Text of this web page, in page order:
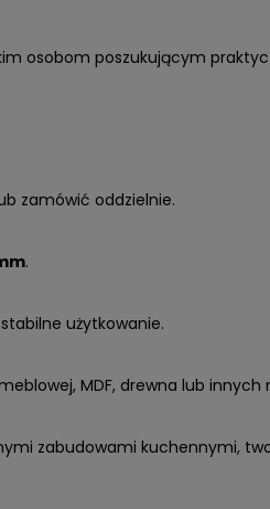
osobom poszukującym
zamówić oddzielnie.
.
użytkowanie.
MDF, drewna lub
zabudowami kuchennymi,